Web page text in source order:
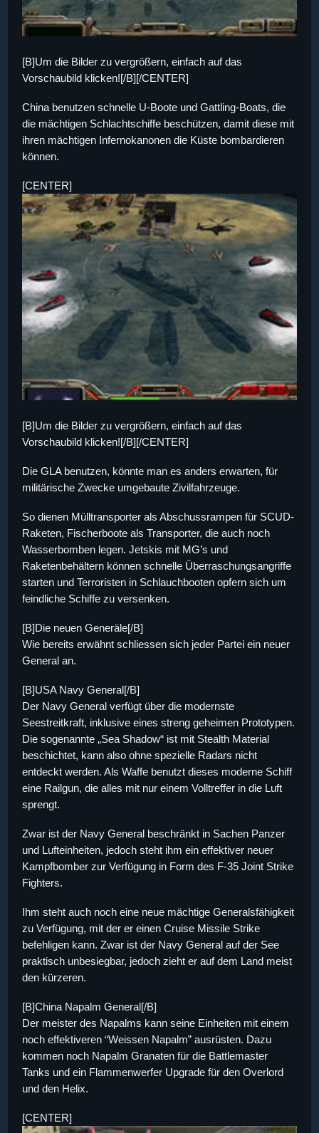
[B]Um die Bilder zu vergrößern, einfach auf das
Vorschaubild klicken![/B][/CENTER]
China benutzen schnelle U-Boote und Gattling-Boats, die
die mächtigen Schlachtschiffe beschützen, damit diese mit
ihren mächtigen Infernokanonen die Küste bombardieren
können.
[CENTER]
[B]Um die Bilder zu vergrößern, einfach auf das
Vorschaubild klicken![/B][/CENTER]
Die GLA benutzen, könnte man es anders erwarten, für
militärische Zwecke umgebaute Zivilfahrzeuge.
So dienen Mülltransporter als Abschussrampen für SCUD-
Raketen, Fischerboote als Transporter, die auch noch
Wasserbomben legen. Jetskis mit MG’s und
Raketenbehältern können schnelle Überraschungsangriffe
starten und Terroristen in Schlauchbooten opfern sich um
feindliche Schiffe zu versenken.
[B]Die neuen Generäle[/B]
Wie bereits erwähnt schliessen sich jeder Partei ein neuer
General an.
[B]USA Navy General[/B]
Der Navy General verfügt über die modernste
Seestreitkraft, inklusive eines streng geheimen Prototypen.
Die sogenannte „Sea Shadow“ ist mit Stealth Material
beschichtet, kann also ohne spezielle Radars nicht
entdeckt werden. Als Waffe benutzt dieses moderne Schiff
eine Railgun, die alles mit nur einem Volltreffer in die Luft
sprengt.
Zwar ist der Navy General beschränkt in Sachen Panzer
und Lufteinheiten, jedoch steht ihm ein effektiver neuer
Kampfbomber zur Verfügung in Form des F-35 Joint Strike
Fighters.
Ihm steht auch noch eine neue mächtige Generalsfähigkeit
zu Verfügung, mit der er einen Cruise Missile Strike
befehligen kann. Zwar ist der Navy General auf der See
praktisch unbesiegbar, jedoch zieht er auf dem Land meist
den kürzeren.
[B]China Napalm General[/B]
Der meister des Napalms kann seine Einheiten mit einem
noch effektiveren “Weissen Napalm” ausrüsten. Dazu
kommen noch Napalm Granaten für die Battlemaster
Tanks und ein Flammenwerfer Upgrade für den Overlord
und den Helix.
[CENTER]